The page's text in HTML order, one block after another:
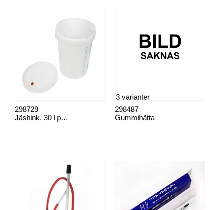
Jäshink, 30 l plast
298729
Gummihätta
298487
3 varianter